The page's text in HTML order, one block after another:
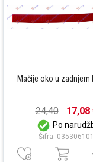
Mačije oko u zadnjem
24,40 17,08
Po
Šifra: 035306101